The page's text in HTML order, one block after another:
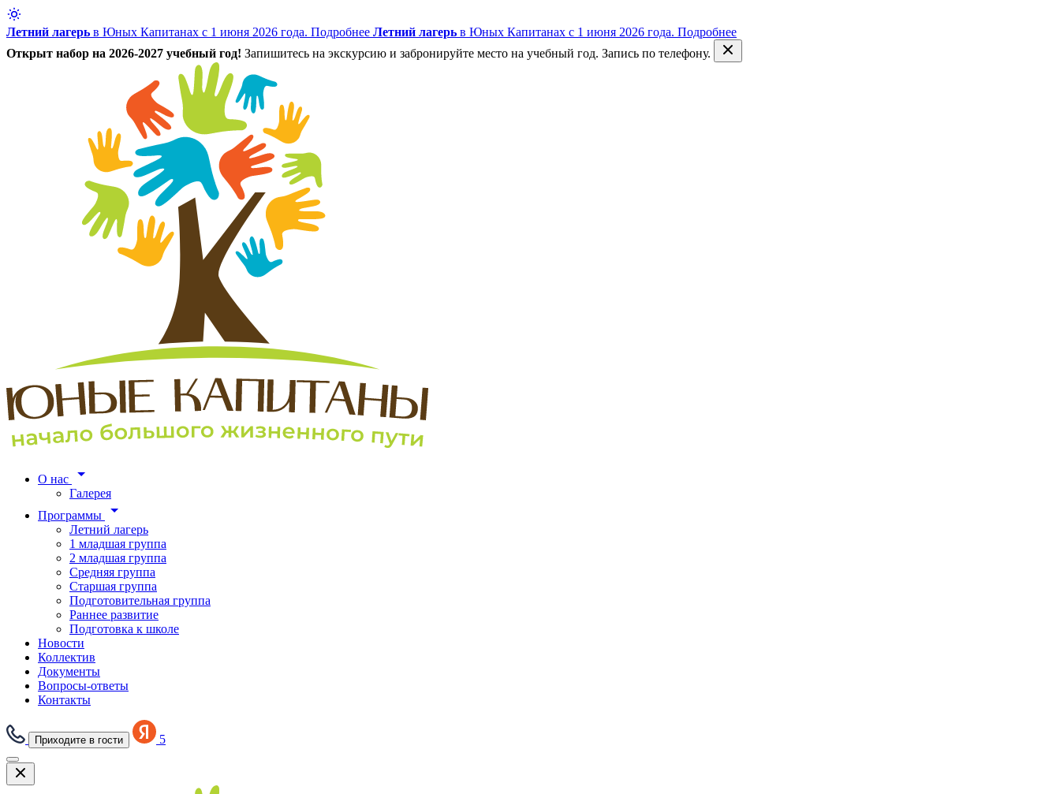
Летний лагерь в Юных Капитанах с 1 июня 2026 года. Подробнее Летний лагерь в Юных Капитанах с 1 июня 2026 года. Подробнее
Открыт набор на 2026-2027 учебный год! Запишитесь на экскурсию и забронируйте место на учебный год. Запись по телефону.
О нас
Галерея
Программы
Летний лагерь
1 младшая группа
2 младшая группа
Средняя группа
Старшая группа
Подготовительная группа
Раннее развитие
Подготовка к школе
Новости
Коллектив
Документы
Вопросы-ответы
Контакты
Приходите в гости 5